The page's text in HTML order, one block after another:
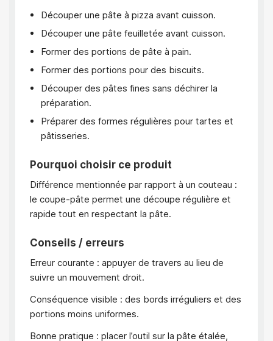
Découper une pâte à pizza avant cuisson.
Découper une pâte feuilletée avant cuisson.
Former des portions de pâte à pain.
Former des portions pour des biscuits.
Découper des pâtes fines sans déchirer la
préparation.
Préparer des formes régulières pour tartes et
pâtisseries.
Pourquoi choisir ce produit
Différence mentionnée par rapport à un couteau :
le coupe-pâte permet une découpe régulière et
rapide tout en respectant la pâte.
Conseils / erreurs
Erreur courante : appuyer de travers au lieu de
suivre un mouvement droit.
Conséquence visible : des bords irréguliers et des
portions moins uniformes.
Bonne pratique : placer l’outil sur la pâte étalée,